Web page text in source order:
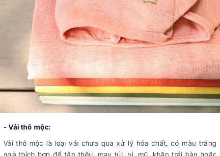
- Vải thô mộc:
Vải thô mộc là loại vải chưa qua xử lý hóa chất, có màu trắng
ngà thích hợp để tập thêu, may túi, ví, mũ, khăn trải bàn hoặc